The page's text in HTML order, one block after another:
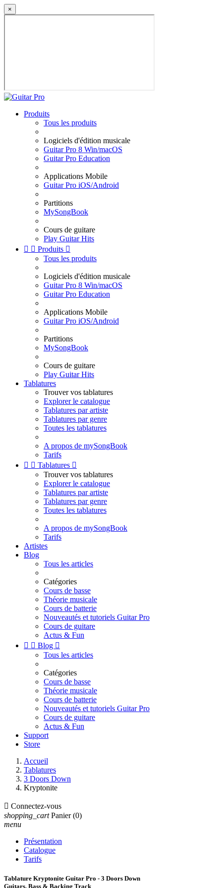
×
Produits
Tous les produits
Logiciels d'édition musicale
Guitar Pro 8 Win/macOS
Guitar Pro Education
Applications Mobile
Guitar Pro iOS/Android
Partitions
MySongBook
Cours de guitare
Play Guitar Hits
  Produits 
Tous les produits
Logiciels d'édition musicale
Guitar Pro 8 Win/macOS
Guitar Pro Education
Applications Mobile
Guitar Pro iOS/Android
Partitions
MySongBook
Cours de guitare
Play Guitar Hits
Tablatures
Trouver vos tablatures
Explorer le catalogue
Tablatures par artiste
Tablatures par genre
Toutes les tablatures
A propos de mySongBook
Tarifs
  Tablatures 
Trouver vos tablatures
Explorer le catalogue
Tablatures par artiste
Tablatures par genre
Toutes les tablatures
A propos de mySongBook
Tarifs
Artistes
Blog
Tous les articles
Catégories
Cours de basse
Théorie musicale
Cours de batterie
Nouveautés et tutoriels Guitar Pro
Cours de guitare
Actus & Fun
  Blog 
Tous les articles
Catégories
Cours de basse
Théorie musicale
Cours de batterie
Nouveautés et tutoriels Guitar Pro
Cours de guitare
Actus & Fun
Support
Store
Accueil
Tablatures
3 Doors Down
Kryptonite
 Connectez-vous
shopping_cart Panier (0)
menu
Présentation
Catalogue
Tarifs
Tablature Kryptonite Guitar Pro - 3 Doors Down
Guitars, Bass & Backing Track